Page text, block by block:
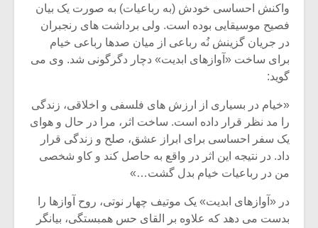
واکنش احساسی خودش (به رباعیات) به صورت یک بیان
فصیح موسیقایی بوده است. ولی برداشت های رنجبران
در جریان گزینش نُه رباعی از میان صدها رباعی خیام
برای ساخت «آوازهای ابدیت» دچار دگرگونی شد. وی می
گوید:
«خیام در بسیاری از ارزش های فلسفی و اخلاقی، زندگی
را مد نظر قرار داده است. ساخت اثر، مرا در حال و هوای
یک سفر احساسی برای ابراز عشق، صلح و زندگی قرار
داد. در نتیجه این اثر در واقع به حاصل کند و کاو شخصی
من در رباعیات خیام بدل گشت…»
در «آوازهای ابدیت» یک موتیف چهار نوتی، روح آوازها را
بدست می دهد که علاوه بر القای حس همبستگی، بیانگر
میکلوش روژا
یادداشتی بر موسیقی
متن فیلم «متری
شیش و نیم»
اگر نمی توانی
مشهورترین باشی،
بدنام ترین باش
دوره
موسیقی
موسیقی
موسیقی